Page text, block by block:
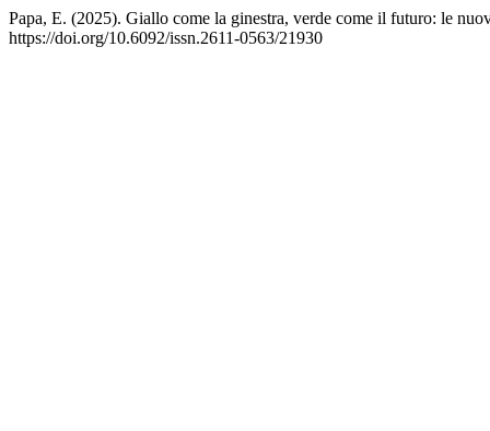
Papa, E. (2025). Giallo come la ginestra, verde come il futuro: le
https://doi.org/10.6092/issn.2611-0563/21930